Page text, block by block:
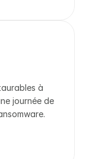
à
journée de